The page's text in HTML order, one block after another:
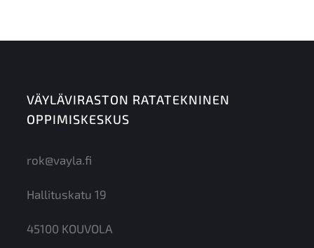
VÄYLÄVIRASTON RATATEKNINEN
OPPIMISKESKUS
rok@vayla.fi
Hallituskatu 19
45100 KOUVOLA